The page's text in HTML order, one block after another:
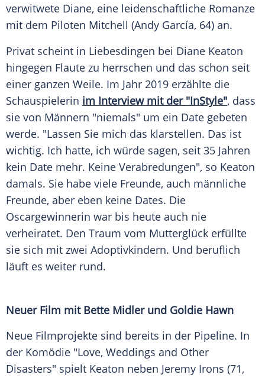
verwitwete Diane, eine leidenschaftliche Romanze
mit dem Piloten Mitchell (Andy García, 64) an.
Privat scheint in Liebesdingen bei Diane Keaton
hingegen Flaute zu herrschen und das schon seit
einer ganzen Weile. Im Jahr 2019 erzählte die
Schauspielerin im Interview mit der "InStyle", dass
sie von Männern "niemals" um ein Date gebeten
werde. "Lassen Sie mich das klarstellen. Das ist
wichtig. Ich hatte, ich würde sagen, seit 35 Jahren
kein Date mehr. Keine Verabredungen", so Keaton
damals. Sie habe viele Freunde, auch männliche
Freunde, aber eben keine Dates. Die
Oscargewinnerin war bis heute auch nie
verheiratet. Den Traum vom Mutterglück erfüllte
sie sich mit zwei Adoptivkindern. Und beruflich
läuft es weiter rund.
Neuer Film mit Bette Midlerund Goldie Hawn
Neue Filmprojekte sind bereits in der Pipeline. In
der Komödie "Love, Weddings and Other
Disasters" spielt Keaton neben Jeremy Irons (71,